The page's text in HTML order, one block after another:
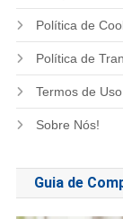
Política de
Política de
Termos de Uso
Sobre Nós!
Guia de